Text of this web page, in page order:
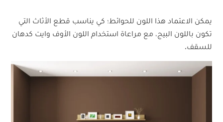
يمكن الاعتماد هذا اللون للحوائط؛ كي يناسب قطع الأثاث التي
تكون باللون البيج، مع مراعاة استخدام اللون الأوف وايت كدهان
للسقف.